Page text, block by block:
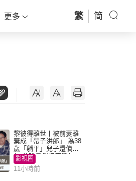
更多 繁 简
黎彼得離世丨被前妻離
棄成「帶子洪郎」 為38
歲「躺平」兒子還債多
年 曾盼尋伴侶度晚年
影視圈
11小時前